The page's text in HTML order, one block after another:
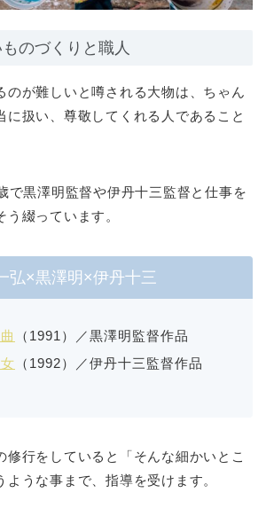
のづくりと職人
のが難しいと噂される大物は、ちゃん
に扱い、尊敬してくれる人であること
で黒澤明監督や伊丹十三監督と仕事を
う綴っています。
弘×黒澤明×伊丹十三
（1991）／黒澤明監督作品
（1992）／伊丹十三監督作品
修行をしていると「そんな細かいとこ
ような事まで、指導を受けます。